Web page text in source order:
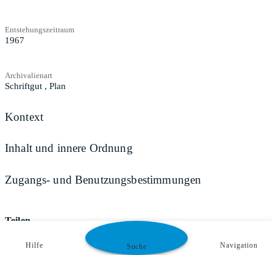
Entstehungszeitraum
1967
Archivalienart
Schriftgut , Plan
Kontext
Inhalt und innere Ordnung
Zugangs- und Benutzungsbestimmungen
Teilen
Hilfe Suche Navigation